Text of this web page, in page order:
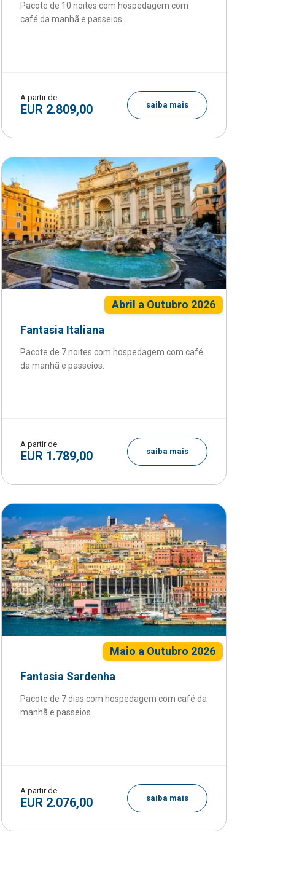
Pacote de 10 noites com hospedagem com
café da manhã e passeios.
A partir de
EUR 2.809,00 saiba mais
Abril a Outubro 2026
Fantasia Italiana
Pacote de 7 noites com hospedagem com café
da manhã e passeios.
A partir de
EUR 1.789,00 saiba mais
Maio a Outubro 2026
Fantasia Sardenha
Pacote de 7 dias com hospedagem com café da
manhã e passeios.
A partir de
EUR 2.076,00 saiba mais